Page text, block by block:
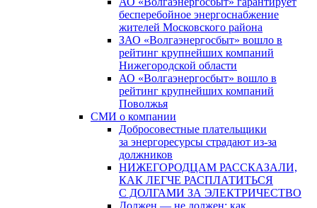
бесперебойное энергоснабжение
жителей Московского района
ЗАО «Волгаэнергосбыт» вошло в
рейтинг крупнейших компаний
Нижегородской области
АО «Волгаэнергосбыт» вошло в
рейтинг крупнейших компаний
Поволжья
СМИ о компании
Добросовестные плательщики
за энергоресурсы страдают из-за
должников
НИЖЕГОРОДЦАМ РАССКАЗАЛИ,
КАК ЛЕГЧЕ РАСПЛАТИТЬСЯ
С ДОЛГАМИ ЗА ЭЛЕКТРИЧЕСТВО